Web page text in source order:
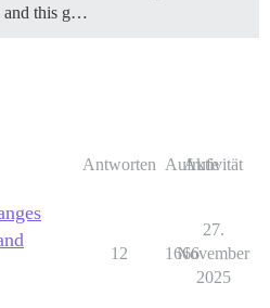
and this g…
Antworten Aufrufe
Aktivität
12 1666
27.
November
2025